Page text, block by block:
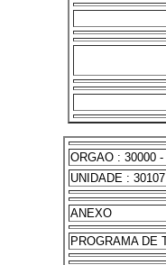
ORGAO : 30000
UNIDADE :
ANEXO
PROGRAMA DE